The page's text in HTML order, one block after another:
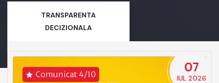
TRANSPARENTA
DECIZIONALA
07
IUL 2026
Comunicat 4/10